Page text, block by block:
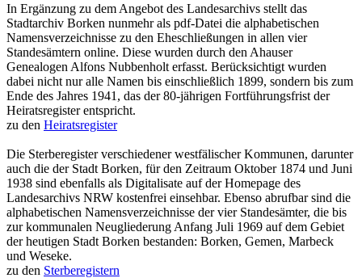
In Ergänzung zu dem Angebot des Landesarchivs stellt das
Stadtarchiv Borken nunmehr als pdf-Datei die alphabetischen
Namensverzeichnisse zu den Eheschließungen in allen vier
Standesämtern online. Diese wurden durch den Ahauser
Genealogen Alfons Nubbenholt erfasst. Berücksichtigt wurden
dabei nicht nur alle Namen bis einschließlich 1899, sondern bis zum
Ende des Jahres 1941, das der 80-jährigen Fortführungsfrist der
Heiratsregister entspricht.
zu den Heiratsregister
Die Sterberegister verschiedener westfälischer Kommunen, darunter
auch die der Stadt Borken, für den Zeitraum Oktober 1874 und Juni
1938 sind ebenfalls als Digitalisate auf der Homepage des
Landesarchivs NRW kostenfrei einsehbar. Ebenso abrufbar sind die
alphabetischen Namensverzeichnisse der vier Standesämter, die bis
zur kommunalen Neugliederung Anfang Juli 1969 auf dem Gebiet
der heutigen Stadt Borken bestanden: Borken, Gemen, Marbeck
und Weseke.
zu den Sterberegistern